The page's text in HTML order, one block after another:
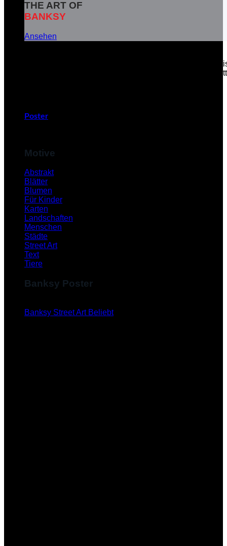
THE ART OF
BANKSY
Ansehen
Banksy ist das Pseudonym eines weltbekannten
soziale Botschaften in seinen Kunstwerken zu
Poster
Motive
Abstrakt
Blätter
Blumen
Für Kinder
Karten
Landschaften
Menschen
Städte
Street Art
Text
Tiere
Banksy Poster
Banksy Street Art